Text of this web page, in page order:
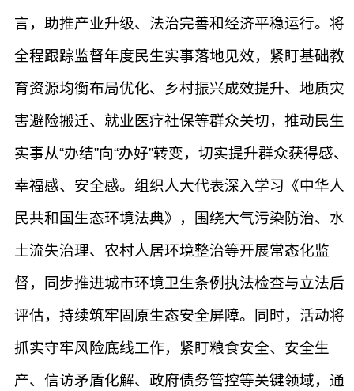
言，助推产业升级、法治完善和经济平稳运行。将
全程跟踪监督年度民生实事落地见效，紧盯基础教
育资源均衡布局优化、乡村振兴成效提升、地质灾
害避险搬迁、就业医疗社保等群众关切，推动民生
实事从“办结”向“办好”转变，切实提升群众获得感、
幸福感、安全感。组织人大代表深入学习《中华人
民共和国生态环境法典》，围绕大气污染防治、水
土流失治理、农村人居环境整治等开展常态化监
督，同步推进城市环境卫生条例执法检查与立法后
评估，持续筑牢固原生态安全屏障。同时，活动将
抓实守牢风险底线工作，紧盯粮食安全、安全生
产、信访矛盾化解、政府债务管控等关键领域，通